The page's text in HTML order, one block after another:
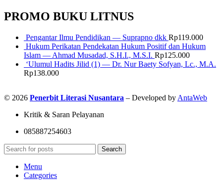
PROMO BUKU LITNUS
Pengantar Ilmu Pendidikan — Suprapno dkk Rp119.000
Hukum Perikatan Pendekatan Hukum Positif dan Hukum
Islam — Ahmad Musadad, S.H.I., M.S.I. Rp125.000
‘Ulumul Hadits Jilid (1) — Dr. Nur Baety Sofyan, Lc., M.A.
Rp138.000
© 2026 Penerbit Literasi Nusantara – Developed by AntaWeb
Kritik & Saran Pelayanan
085887254603
Search
Menu
Categories